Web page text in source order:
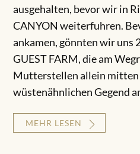
ausgehalten, bevor wir in
CANYON weiterfuhren.
ankamen, gönnten wir uns
GUEST FARM, die am
Mutterstellen allein mitten
wüstenähnlichen Gegend
MEHR LESEN